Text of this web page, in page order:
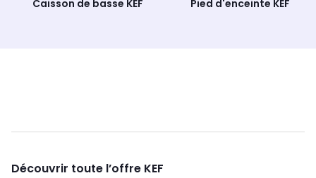
Caisson de basse KEF Pied d'enceinte KEF
Découvrir toute l’offre KEF